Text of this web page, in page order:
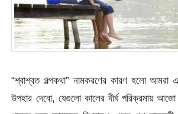
“শ্বাশ্বত গল্পকথা” নামকরণের কারণ হলো আমরা
উপহার দেবো, যেগুলো কালের দীর্ঘ পরিক্রমায়